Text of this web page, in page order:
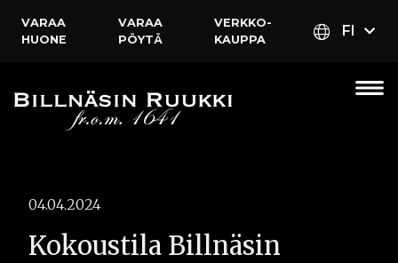
VARAA
HUONE
VARAA
PÖYTÄ
VERKKO­
KAUPPA
FI
04.04.2024
Kokoustila Billnäsin